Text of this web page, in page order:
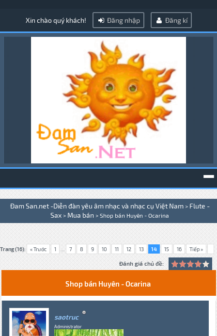
Xin chào quý khách! Đăng nhập Đăng kí
Đam San.net -Diễn đàn yêu âm nhạc và nhạc cụ Việt Nam > Flute -
Sax > Mua bán > Shop bán Huyên - Ocarina
Trang (16): « Trước 1 ... 7 8 9 10 11 12 13 14 15 16 Tiếp »
Đánh giá chủ đề:
Shop bán Huyên - Ocarina
saotruc
Administrator